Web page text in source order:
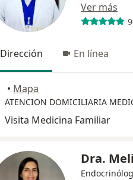
Ver más
Dirección En línea
• Mapa
ATENCION DOMICILIARIA
Visita Medicina Familiar
Dra.